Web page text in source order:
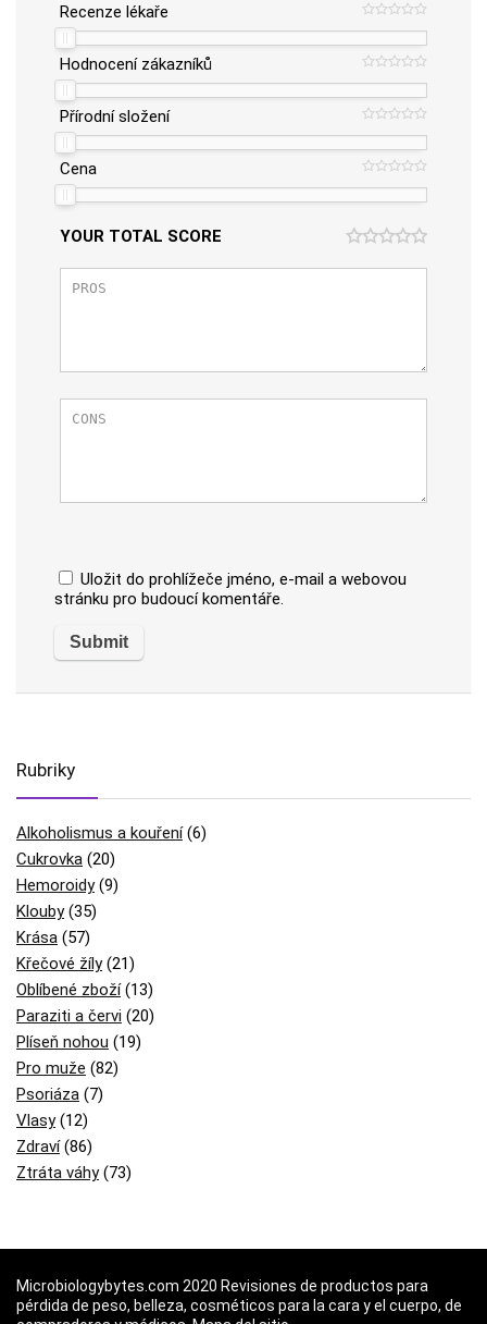
Recenze lékaře
Hodnocení zákazníků
Přírodní složení
Cena
YOUR TOTAL SCORE
Uložit do prohlížeče jméno, e-mail a webovou
stránku pro budoucí komentáře.
Rubriky
Alkoholismus a kouření(6)
Cukrovka (20)
Hemoroidy(9)
Klouby(35)
Krása (57)
Křečové žíly(21)
Oblíbené zboží(13)
Paraziti a červi (20)
Plíseň nohou (19)
Pro muže (82)
Psoriáza (7)
Vlasy(12)
Zdraví(86)
Ztráta váhy(73)
Microbiologybytes.com 2020 Revisiones de productos para
pérdida de peso, belleza, cosméticos para la cara y el cuerpo, de